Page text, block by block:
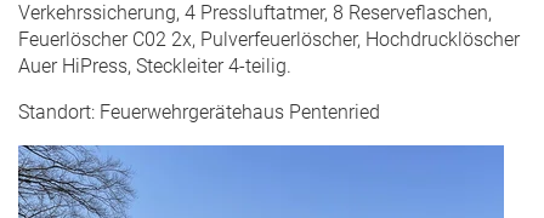
Verkehrssicherung, 4 Pressluftatmer, 8 Reserveflaschen,
Feuerlöscher C02 2x, Pulverfeuerlöscher, Hochdrucklöscher
Auer HiPress, Steckleiter 4-teilig.
Standort: Feuerwehrgerätehaus Pentenried